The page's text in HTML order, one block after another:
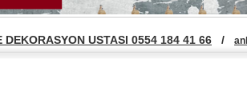
USTASI 0554 184 41 66 /